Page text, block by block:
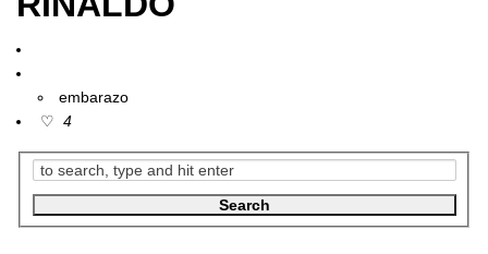
embarazo
4